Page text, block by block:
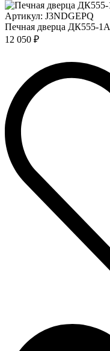
Артикул: J3NDGEPQ
Печная дверца ДК555-1А
12 050 ₽